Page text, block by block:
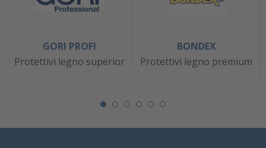
GORI PROFI
Protettivi legno superior
BONDEX
Protettivi legno premium